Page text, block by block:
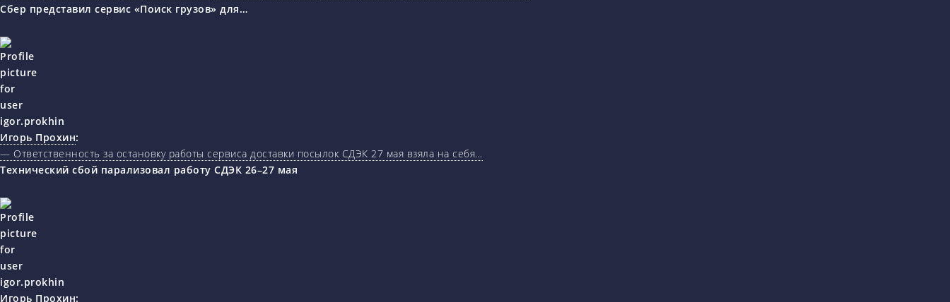
Сбер представил сервис «Поиск грузов» для…
Игорь Прохин:
— Ответственность за остановку работы сервиса доставки посылок СДЭК 27 мая взяла на себя…
Технический сбой парализовал работу СДЭК 26–27 мая
Игорь Прохин: